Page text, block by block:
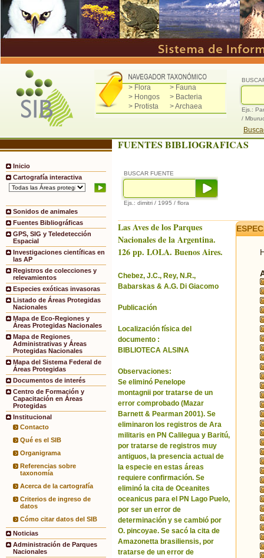
> Flora
> Fauna
> Hongos
> Bacteria
> Protista
> Archaea
Ejs.:
/
Inicio
Cartografía interactiva
Sonidos de animales
Fuentes Bibliográficas
GPS, SIG y Teledetección
Espacial
Investigaciones científicas en
las AP
Registros de colecciones y
relevamientos
Especies exóticas invasoras
Listado de Áreas Protegidas
Nacionales
Mapa de Eco-Regiones y
Áreas Protegidas Nacionales
Mapa de Regiones
Administrativas y Áreas
Protegidas Nacionales
Mapa del Sistema Federal de
Áreas Protegidas
Documentos de interés
Centro de Formación y
Capacitación en Áreas
Protegidas
Institucional
Contacto
Qué es el SIB
Organigrama
Referencias sobre
taxonomía
Acerca de la cartografía
Criterios de ingreso de
datos
Cómo citar datos del SIB
Noticias
Administración de Parques
Nacionales
FUENTES BIBLIOGRAFICAS
BUSCAR FUENTE
Ejs.: dimitri / 1995 / flora
Las Aves de los Parques
Nacionales de la Argentina.
126 pp. LOLA. Buenos Aires.
Chebez, J.C., Rey, N.R.,
Babarskas & A.G. Di Giacomo
Publicación
Localización física del
documento :
BIBLIOTECA ALSINA
Observaciones:
Se eliminó Penelope
montagnii por tratarse de un
error comprobado (Mazar
Barnett & Pearman 2001). Se
eliminaron los registros de Ara
militaris en PN Calilegua y Baritú,
por tratarse de registros muy
antiguos, la presencia actual de
la especie en estas áreas
requiere confirmación. Se
eliminó la cita de Oceanites
oceanicus para el PN Lago Puelo,
por ser un error de
determinación y se cambió por
O. pincoyae. Se sacó la cita de
Amazonetta brasiliensis, por
tratarse de un error de